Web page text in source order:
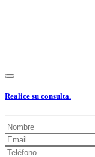
Realice su consulta.